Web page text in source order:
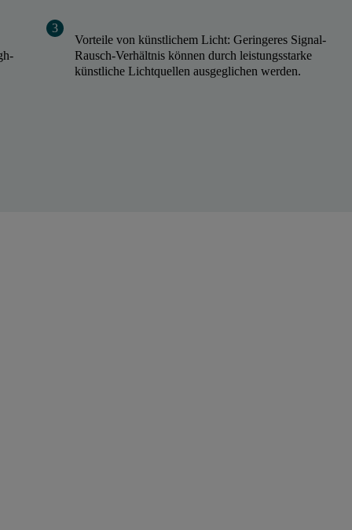
Vorteile von künstlichem Licht: Geringeres Signal-
Rausch-Verhältnis können durch leistungsstarke
künstliche Lichtquellen ausgeglichen werden.